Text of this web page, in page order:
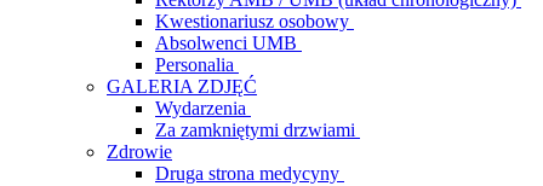
Kwestionariusz osobowy
Absolwenci UMB
Personalia
GALERIA ZDJĘĆ
Wydarzenia
Za zamkniętymi drzwiami
Zdrowie
Druga strona medycyny